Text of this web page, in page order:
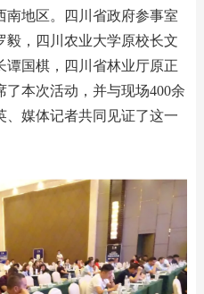
南地区。四川省政府参事室
毅，四川农业大学原校长文
谭国棋，四川省林业厅原正
本次活动，并与现场400余
、媒体记者共同见证了这一